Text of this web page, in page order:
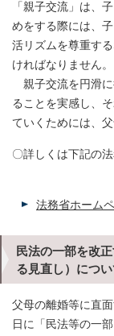
「親子交流」は、
めをする際には、
活リズムを尊重す
ければなりません。
親子交流を円滑に
ることを実感し、
ていくためには、
〇詳しくは下記の
法務省ホーム
民法の一部を改
る見直し）につい
父母の離婚等に直
日に「民法等の一